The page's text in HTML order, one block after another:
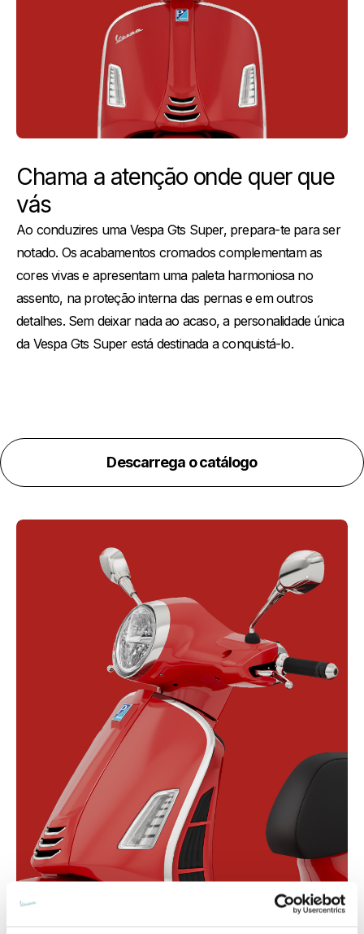
Chama a atenção onde quer que
vás
Ao conduzires uma Vespa Gts Super, prepara-te para ser
notado. Os acabamentos cromados complementam as
cores vivas e apresentam uma paleta harmoniosa no
assento, na proteção interna das pernas e em outros
detalhes. Sem deixar nada ao acaso, a personalidade única
da Vespa Gts Super está destinada a conquistá-lo.
Descarrega o catálogo